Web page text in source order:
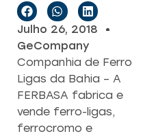
Julho 26, 2018
GeCompany
Companhia de Ferro
Ligas da Bahia – A
FERBASA fabrica e
vende ferro-ligas,
ferrocromo e